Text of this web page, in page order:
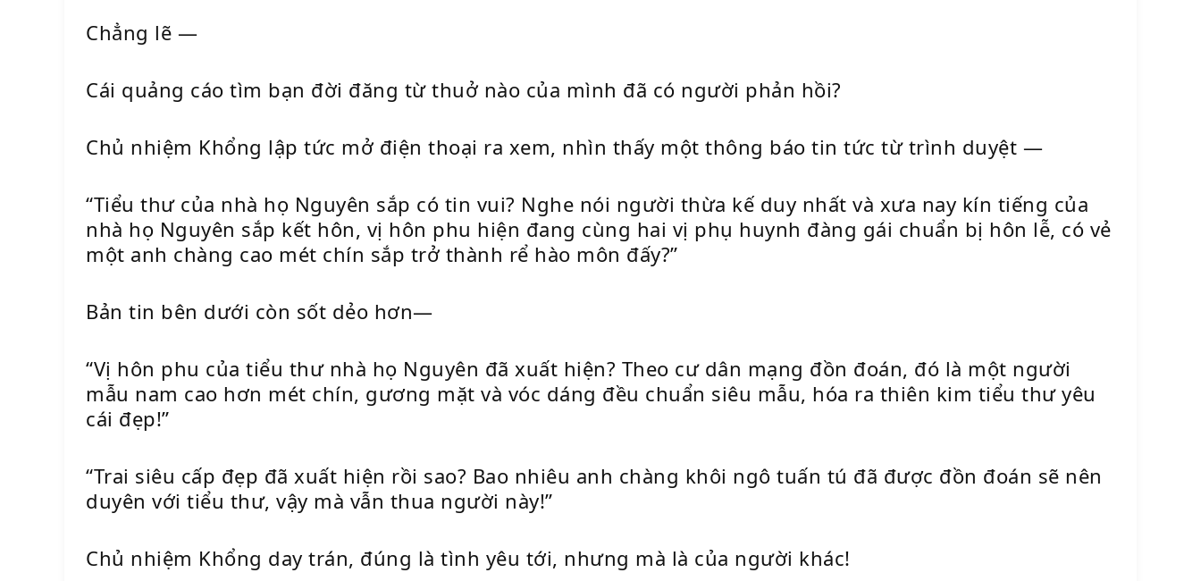
Chẳng lẽ —
Cái quảng cáo tìm bạn đời đăng từ thuở nào của mình đã có người phản hồi?
Chủ nhiệm Khổng lập tức mở điện thoại ra xem, nhìn thấy một thông báo tin tức từ trình duyệt —
“Tiểu thư của nhà họ Nguyên sắp có tin vui? Nghe nói người thừa kế duy nhất và xưa nay kín tiếng của
nhà họ Nguyên sắp kết hôn, vị hôn phu hiện đang cùng hai vị phụ huynh đàng gái chuẩn bị hôn lễ, có vẻ
một anh chàng cao mét chín sắp trở thành rể hào môn đấy?”
Bản tin bên dưới còn sốt dẻo hơn—
“Vị hôn phu của tiểu thư nhà họ Nguyên đã xuất hiện? Theo cư dân mạng đồn đoán, đó là một người
mẫu nam cao hơn mét chín, gương mặt và vóc dáng đều chuẩn siêu mẫu, hóa ra thiên kim tiểu thư yêu
cái đẹp!”
“Trai siêu cấp đẹp đã xuất hiện rồi sao? Bao nhiêu anh chàng khôi ngô tuấn tú đã được đồn đoán sẽ nên
duyên với tiểu thư, vậy mà vẫn thua người này!”
Chủ nhiệm Khổng day trán, đúng là tình yêu tới, nhưng mà là của người khác!